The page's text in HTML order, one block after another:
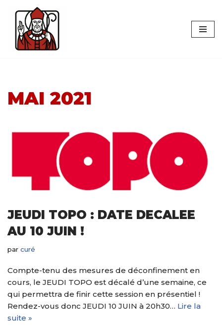
Aller
contenu
MAI 2021
JEUDI TOPO : DATE DECALEE
AU 10 JUIN !
par curé
Compte-tenu des mesures de déconfinement en
cours, le JEUDI TOPO est décalé d’une semaine, ce
qui permettra de finir cette session en présentiel !
Rendez-vous donc JEUDI 10 JUIN à 20h30… Lire la
suite »